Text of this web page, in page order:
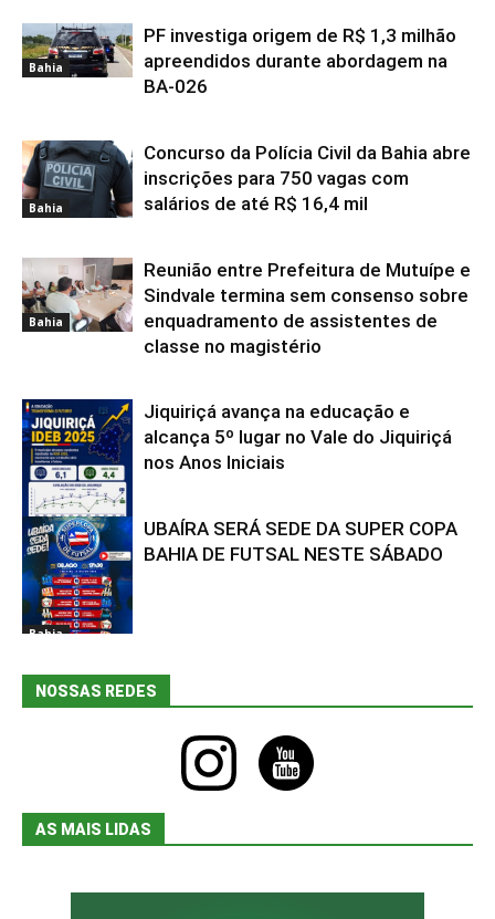
Bahia
PF investiga origem de R$ 1,3 milhão
apreendidos durante abordagem na
BA-026
Bahia
Concurso da Polícia Civil da Bahia abre
inscrições para 750 vagas com
salários de até R$ 16,4 mil
Bahia
Reunião entre Prefeitura de Mutuípe e
Sindvale termina sem consenso sobre
enquadramento de assistentes de
classe no magistério
Bahia
Jiquiriçá avança na educação e
alcança 5º lugar no Vale do Jiquiriçá
nos Anos Iniciais
Bahia
UBAÍRA SERÁ SEDE DA SUPER COPA
BAHIA DE FUTSAL NESTE SÁBADO
NOSSAS REDES
instagram youtube
AS MAIS LIDAS